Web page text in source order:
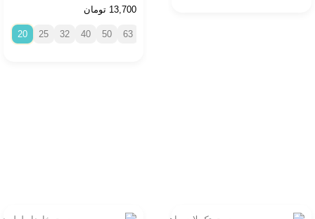
امتیاز 4.5
5 امتیاز
13,700 تومان
20 25 32 40 50 63